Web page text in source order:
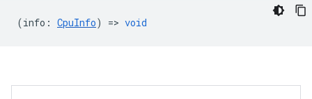
(info : CpuInfo) => void